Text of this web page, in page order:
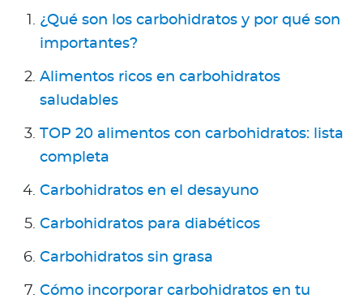
Ingresar a Mi Bupa
Para Clientes
Para Agentes
¿Qué son los carbohidratos y por qué son
importantes?
Alimentos ricos en carbohidratos
saludables
TOP 20 alimentos con carbohidratos: lista
completa
Carbohidratos en el desayuno
Carbohidratos para diabéticos
Carbohidratos sin grasa
Cómo incorporar carbohidratos en tu